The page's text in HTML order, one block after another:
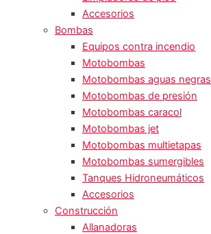
Accesorios
Bombas
Equipos contra incendio
Motobombas
Motobombas aguas negras
Motobombas de presión
Motobombas caracol
Motobombas jet
Motobombas multietapas
Motobombas sumergibles
Tanques Hidroneumáticos
Accesorios
Construcción
Allanadoras